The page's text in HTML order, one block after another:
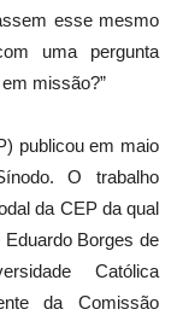
esse mesmo
uma pergunta
missão?”
publicou em maio
O trabalho
da CEP da qual
Borges de
Católica
da Comissão